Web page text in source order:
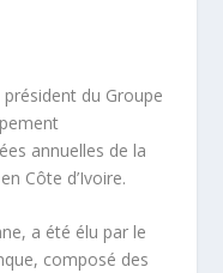
président du Groupe
annuelles de la
Côte d’Ivoire.
a été élu par le
composé des